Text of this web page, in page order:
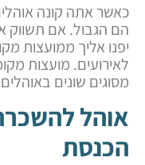
כאשר אתה קונה
הם הגבול. אם תשווק
יפנו אליך ממועצות
לאירועים. מועצות
מסוגים שונים
אוהל
הכנסת